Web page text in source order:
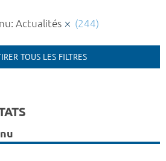
Actualités (244)
TOUS LES FILTRES